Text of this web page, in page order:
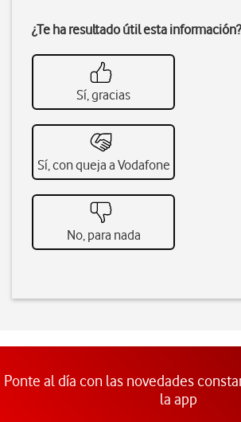
¿Te ha resultado útil esta información?
Sí, gracias
Sí, con queja a Vodafone
No, para nada
Ponte al día con las novedades
la app